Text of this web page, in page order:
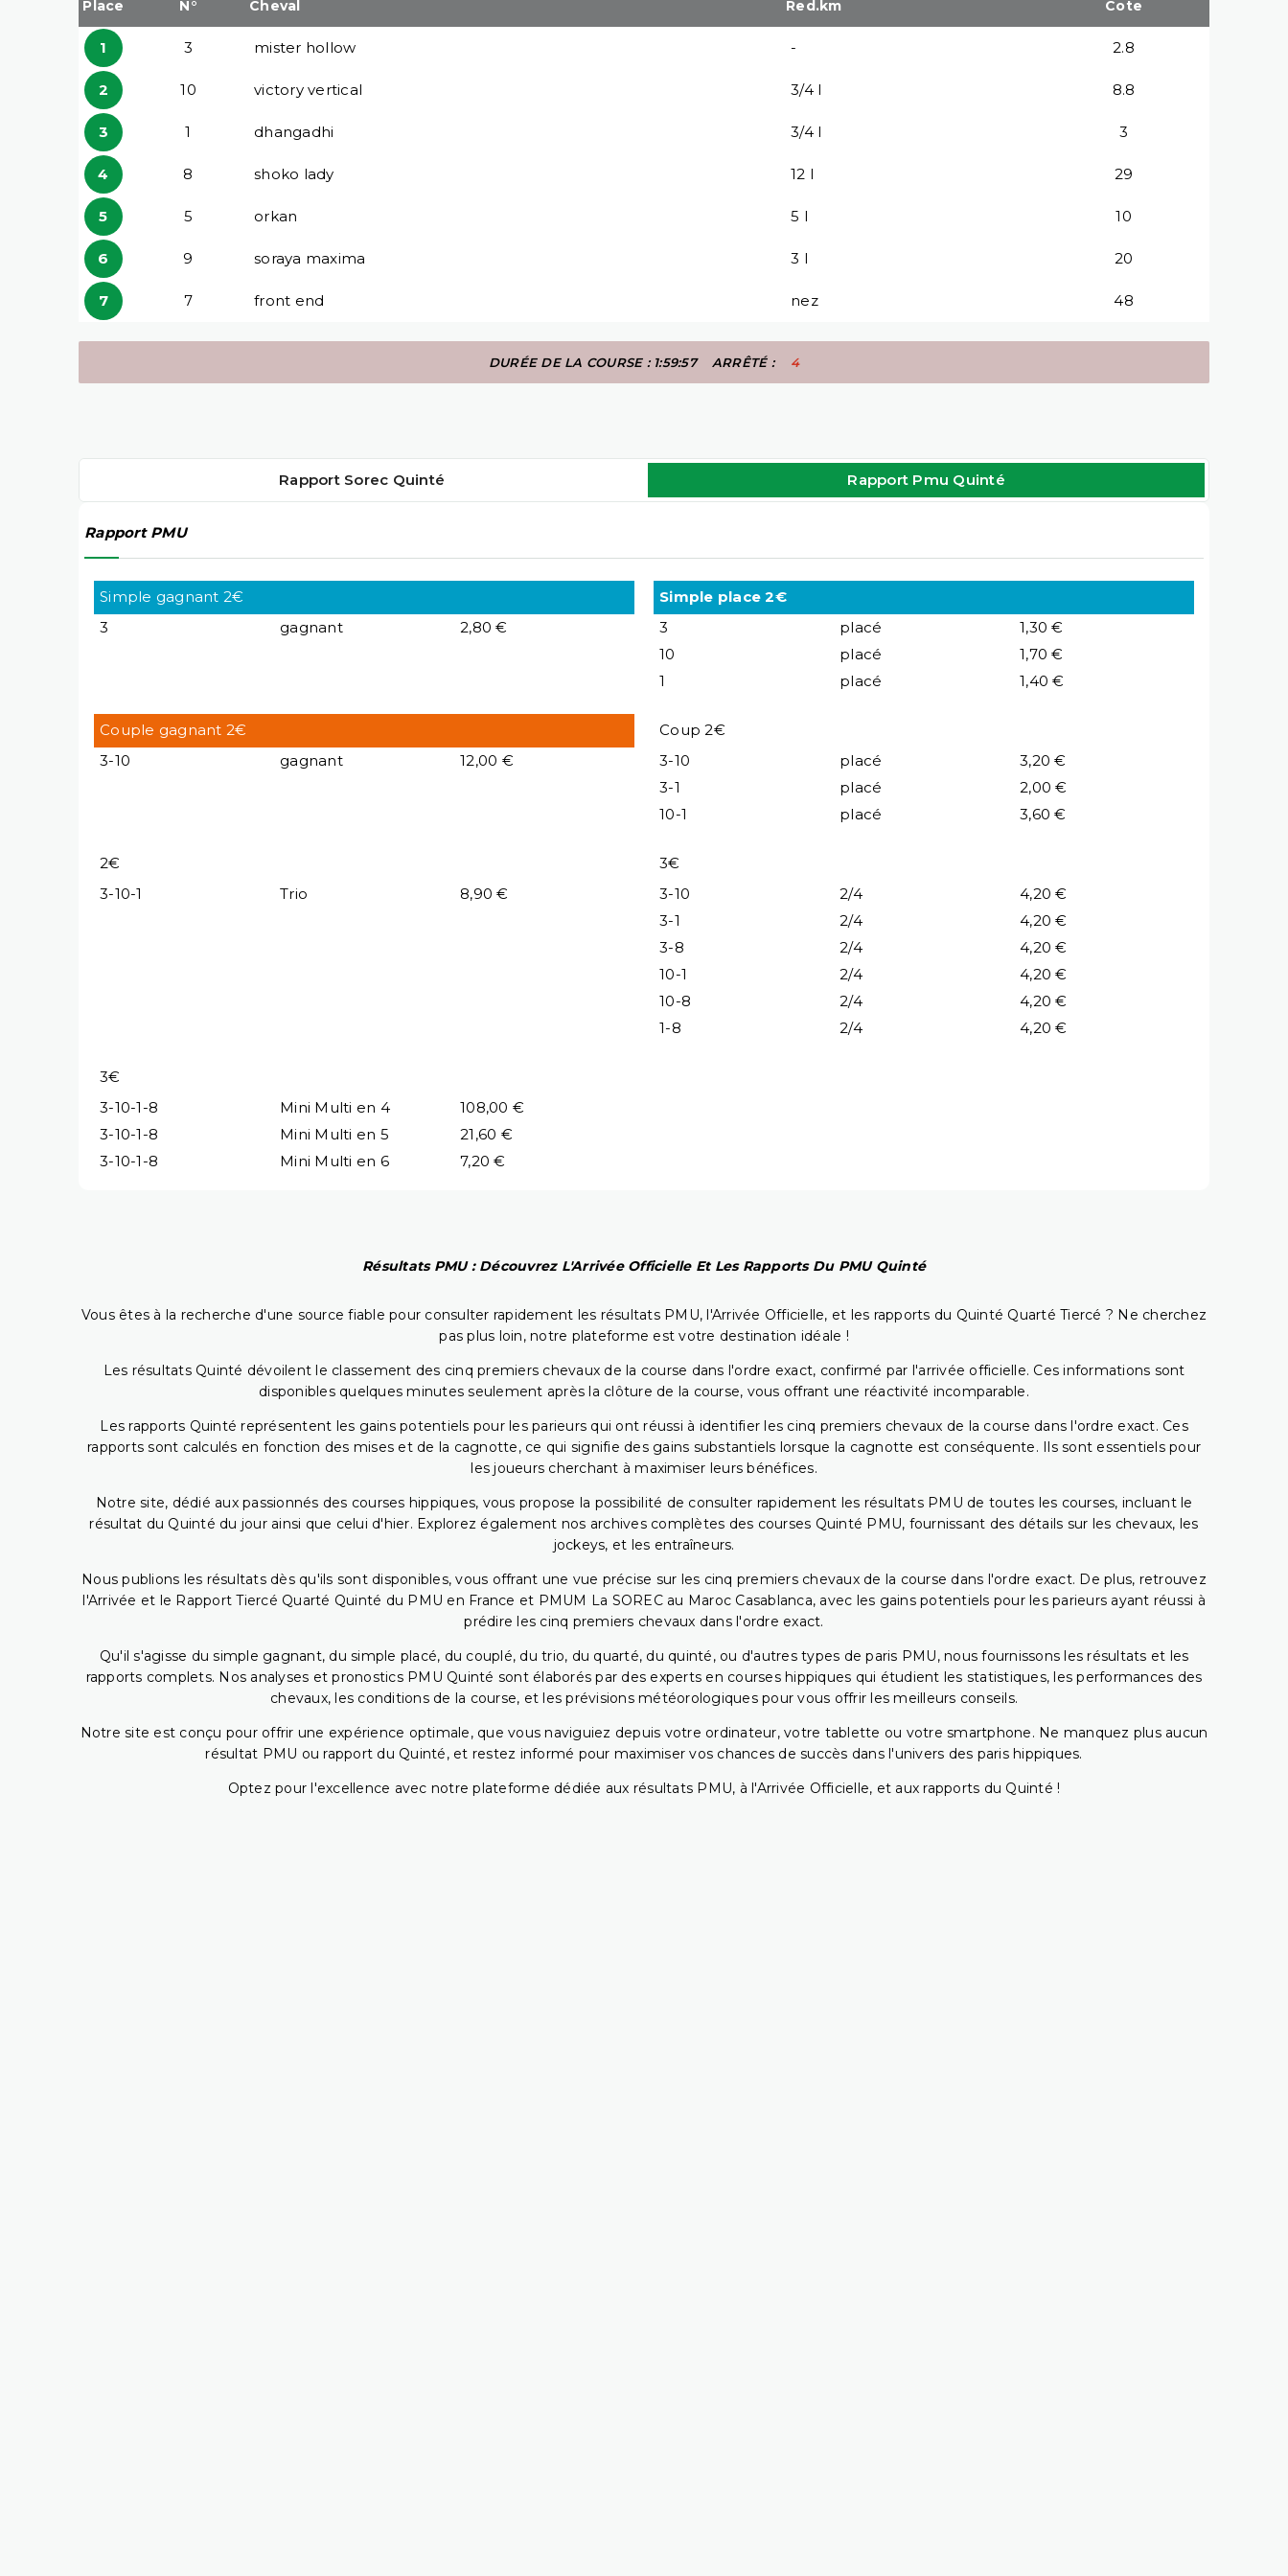
Place N° Cheval Red.km Cote
1 3 mister hollow - 2.8
2 10 victory vertical 3/4 l 8.8
3 1 dhangadhi 3/4 l 3
4 8 shoko lady 12 l 29
5 5 orkan 5 l 10
6 9 soraya maxima 3 l 20
7 7 front end nez 48
DURÉE DE LA COURSE : 1:59:57 ARRÊTÉ : 4
Rapport Sorec Quinté Rapport Pmu Quinté
Rapport PMU
Simple gagnant 2€
3
gagnant 2,80 €
Simple place 2€
3
placé
1,30 €
10
placé
1,70 €
1
placé 1,40 €
Couple gagnant 2€
3-10
gagnant 12,00 €
Coup 2€
3-10
placé
3,20 €
3-1
placé
2,00 €
10-1
placé 3,60 €
2€
3-10-1
Trio 8,90 €
3€
3-10
2/4
4,20 €
3-1
2/4
4,20 €
3-8
2/4
4,20 €
10-1
2/4
4,20 €
10-8
2/4
4,20 €
1-8
2/4 4,20 €
3€
3-10-1-8
Mini Multi en 4
108,00 €
3-10-1-8
Mini Multi en 5
21,60 €
3-10-1-8
Mini Multi en 6 7,20 €
Résultats PMU : Découvrez L'Arrivée Officielle Et Les Rapports Du PMU Quinté
Vous êtes à la recherche d'une source fiable pour consulter rapidement les résultats PMU, l'Arrivée Officielle, et les rapports du Quinté Quarté Tiercé ? Ne cherchez
pas plus loin, notre plateforme est votre destination idéale !
Les résultats Quinté dévoilent le classement des cinq premiers chevaux de la course dans l'ordre exact, confirmé par l'arrivée officielle. Ces informations sont
disponibles quelques minutes seulement après la clôture de la course, vous offrant une réactivité incomparable.
Les rapports Quinté représentent les gains potentiels pour les parieurs qui ont réussi à identifier les cinq premiers chevaux de la course dans l'ordre exact. Ces
rapports sont calculés en fonction des mises et de la cagnotte, ce qui signifie des gains substantiels lorsque la cagnotte est conséquente. Ils sont essentiels pour
les joueurs cherchant à maximiser leurs bénéfices.
Notre site, dédié aux passionnés des courses hippiques, vous propose la possibilité de consulter rapidement les résultats PMU de toutes les courses, incluant le
résultat du Quinté du jour ainsi que celui d'hier. Explorez également nos archives complètes des courses Quinté PMU, fournissant des détails sur les chevaux, les
jockeys, et les entraîneurs.
Nous publions les résultats dès qu'ils sont disponibles, vous offrant une vue précise sur les cinq premiers chevaux de la course dans l'ordre exact. De plus, retrouvez
l'Arrivée et le Rapport Tiercé Quarté Quinté du PMU en France et PMUM La SOREC au Maroc Casablanca, avec les gains potentiels pour les parieurs ayant réussi à
prédire les cinq premiers chevaux dans l'ordre exact.
Qu'il s'agisse du simple gagnant, du simple placé, du couplé, du trio, du quarté, du quinté, ou d'autres types de paris PMU, nous fournissons les résultats et les
rapports complets. Nos analyses et pronostics PMU Quinté sont élaborés par des experts en courses hippiques qui étudient les statistiques, les performances des
chevaux, les conditions de la course, et les prévisions météorologiques pour vous offrir les meilleurs conseils.
Notre site est conçu pour offrir une expérience optimale, que vous naviguiez depuis votre ordinateur, votre tablette ou votre smartphone. Ne manquez plus aucun
résultat PMU ou rapport du Quinté, et restez informé pour maximiser vos chances de succès dans l'univers des paris hippiques.
Optez pour l'excellence avec notre plateforme dédiée aux résultats PMU, à l'Arrivée Officielle, et aux rapports du Quinté !